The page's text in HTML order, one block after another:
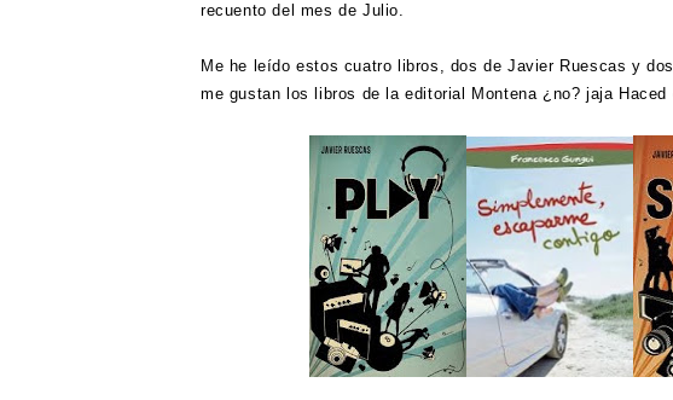
recuento del mes de Julio.
Me he leído estos cuatro libros, dos de Javier Ruescas y
me gustan los libros de la editorial Montena ¿no? jaja